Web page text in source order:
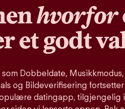
hvorfor
et godt
Dobbeldate,
og Bildeverifisering
datingapp, tilgjengelig i